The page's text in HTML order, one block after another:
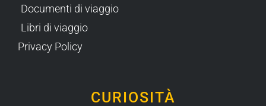
Documenti di viaggio
Libri di viaggio
Privacy Policy
CURIOSITÀ